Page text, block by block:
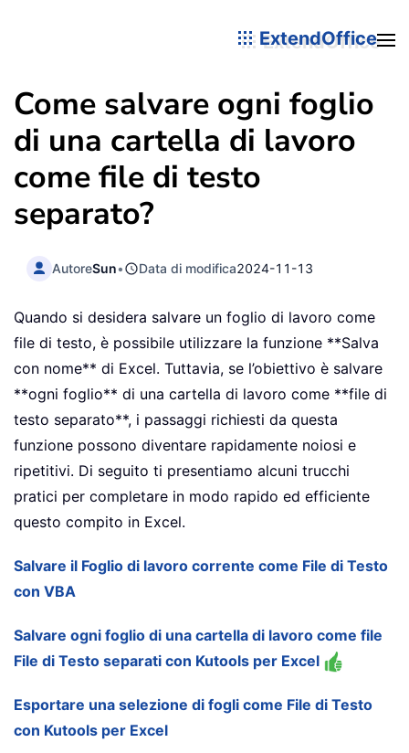
ExtendOffice
Come salvare ogni foglio
di una cartella di lavoro
come file di testo
separato?
AutoreSun• Data di modifica2024-11-13
Quando si desidera salvare un foglio di lavoro come
file di testo, è possibile utilizzare la funzione **Salva
con nome** di Excel. Tuttavia, se l’obiettivo è salvare
**ogni foglio** di una cartella di lavoro come **file di
testo separato**, i passaggi richiesti da questa
funzione possono diventare rapidamente noiosi e
ripetitivi. Di seguito ti presentiamo alcuni trucchi
pratici per completare in modo rapido ed efficiente
questo compito in Excel.
Salvare il Foglio di lavoro corrente come File di Testo
con VBA
Salvare ogni foglio di una cartella di lavoro come file
File di Testo separati con Kutools per Excel
Esportare una selezione di fogli come File di Testo
con Kutools per Excel